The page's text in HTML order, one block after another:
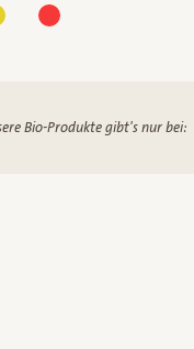
Bio-Produkte gibt's nur bei: